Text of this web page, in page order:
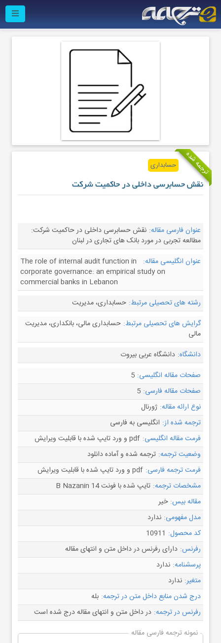
ترجمه شده حسابداری
نقش حسابرسی داخلی در حاکمیت شرکت
عنوان فارسی مقاله: نقش حسابرسی داخلی در حاکمیت شرکت:
مطالعه تجربی در مورد بانک های تجاری در لبنان
عنوان انگلیسی مقاله:
The role of internal audit function in
corporate governance: an empirical study on
commercial banks in Lebanon
رشته های تحصیلی مرتبط: حسابداری، مدیریت
گرایش های تحصیلی مرتبط: حسابداری مالی، بانکداری، مدیریت
مالی
دانشگاه: دانشگاه عربی بیروت
صفحات مقاله انگلیسی: 5
صفحات مقاله فارسی: 5
نوع ارائه مقاله: ژورنال
ترجمه شده از: انگلیسی به فارسی
فرمت مقاله انگلیسی: pdf و ورد تایپ شده با قابلیت ویرایش
وضعیت ترجمه: ترجمه شده و آماده دانلود
فرمت ترجمه فارسی: pdf و ورد تایپ شده با قابلیت ویرایش
مشخصات ترجمه: تایپ شده با فونت B Nazanin 14
مقاله بیس: خیر
مدل مفهومی: ندارد
کد محصول: 10911
رفرنس: دارای رفرنس در داخل متن و انتهای مقاله
پرسشنامه: ندارد
متغیر: ندارد
درج شدن منابع داخل متن در ترجمه: بله
رفرنس در ترجمه: در داخل متن و انتهای مقاله درج شده است
نمونه ترجمه فارسی مقاله